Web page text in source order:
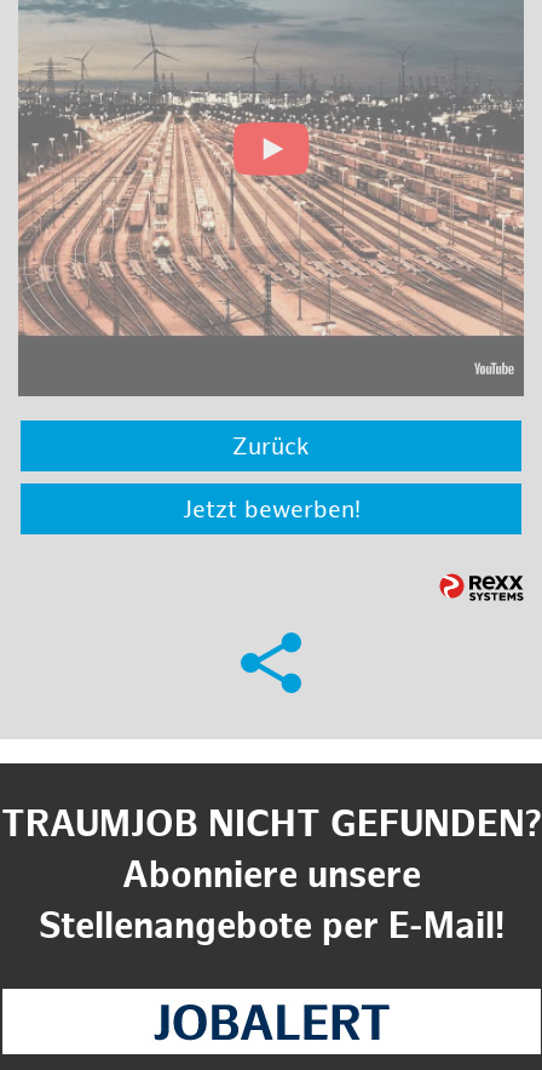
Zurück
Jetzt bewerben!
TRAUMJOB NICHT GEFUNDEN?
Abonniere unsere
Stellenangebote per E-Mail!